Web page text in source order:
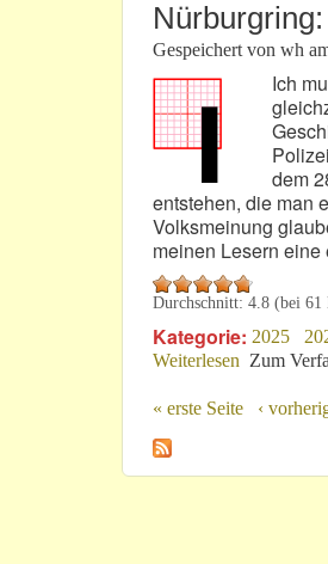
Gespeichert von wh
Ich
dem
entstehen, die man
Volksmeinung
meinen Lesern
Durchschnitt: 4.8 (bei 61
Kategorie: 2025
Weiterlesen über
Zum
Seiten
« erste Seite ‹